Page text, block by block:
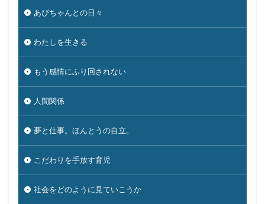
あぴちゃんとの日々
わたしを生きる
もう感情にふり回されない
人間関係
夢と仕事。ほんとうの自立。
こだわりを手放す育児
社会をどのように見ていこうか